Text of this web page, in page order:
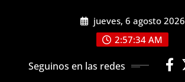
jueves, 6 agosto 2026
2:57:35 AM
Seguinos en las redes